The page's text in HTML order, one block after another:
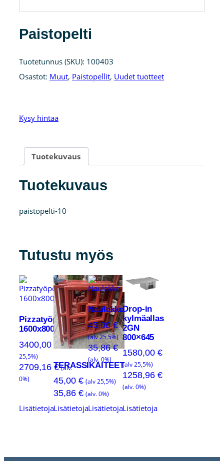
Paistopelti
Kysy hintaa
Tuotetunnus (SKU): 100403
Osastot: Muut, Paistopellit, Uudet tuotteet
Tuotekuvaus
Tuotekuvaus
paistopelti-10
Tutustu myös
Pizzatyöpöytä
1600x800x900
3400,00€ (alv
25,5%)
2709,16 € (alv.
0%)
Lisätietoja
TERASSIKAITEET
45,00 € (alv 25,5%)
35,86 € (alv. 0%)
Lisätietoja
Naulakko
45,00€
(alv 25,5%)
35,86€
(alv. 0%)
Lisätietoja
Drop-in
kylmäallas
2GN
800×645
1580,00 €
(alv 25,5%)
1258,96 €
(alv. 0%)
Lisätietoja